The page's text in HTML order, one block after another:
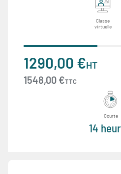
Classe
virtuelle
1290,00 €HT
1548,00 €TTC
Courte
14